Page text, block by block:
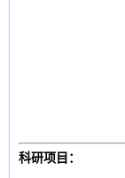
科研项目：